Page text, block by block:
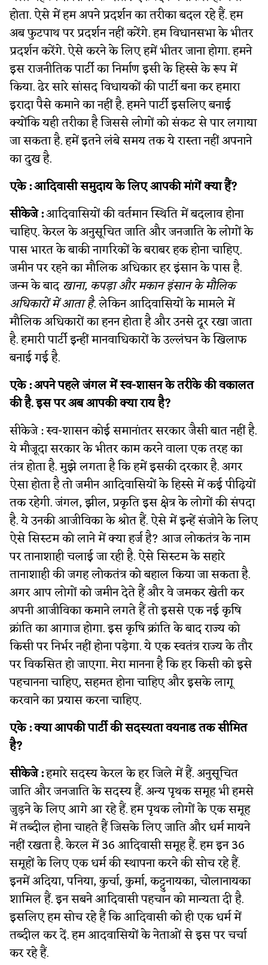
होता. ऐसे में हम अपने प्रदर्शन का तरीका बदल रहे हैं. हम
अब फुटपाथ पर प्रदर्शन नहीं करेंगे. हम विधानसभा के भीतर
प्रदर्शन करेंगे. ऐसे करने के लिए हमें भीतर जाना होगा. हमने
इस राजनीतिक पार्टी का निर्माण इसी के हिस्से के रूप में
किया. ढेर सारे सांसद विधायकों की पार्टी बना कर हमारा
इरादा पैसे कमाने का नहीं है. हमने पार्टी इसलिए बनाई
क्योंकि यही तरीका है जिससे लोगों को संकट से पार लगाया
जा सकता है. हमें इतने लंबे समय तक ये रास्ता नहीं अपनाने
का दुख है.
एके : आदिवासी समुदाय के लिए आपकी मांगें क्या हैं?
सीकेजे :आदिवासियों की वर्तमान स्थिति में बदलाव होना
चाहिए. केरल के अनुसूचित जाति और जनजाति के लोगों के
पास भारत के बाकी नागरिकों के बराबर हक होना चाहिए.
जमीन पर रहने का मौलिक अधिकार हर इंसान के पास है.
जन्म के बादखाना, कपड़ा और मकान इंसान के मौलिक
अधिकारों में आता है. लेकिन आदिवासियों के मामले में
मौलिक अधिकारों का हनन होता है और उनसे दूर रखा जाता
है. हमारी पार्टी इन्हीं मानवाधिकारों के उल्लंघन के खिलाफ
बनाई गई है.
एके :अपने पहले जंगल में स्व-शासन के तरीके की वकालत
की है. इस पर अब आपकी क्या राय है?
सीकेजे : स्व-शासन कोई समानांतर सरकार जैसी बात नहीं है.
ये मौजूदा सरकार के भीतर काम करने वाला एक तरह का
तंत्र होता है. मुझे लगता है कि हमें इसकी दरकार है. अगर
ऐसा होता है तो जमीन आदिवासियों के हिस्से में कई पीढ़ियों
तक रहेगी. जंगल, झील, प्रकृति इस क्षेत्र के लोगों की संपदा
है. ये उनकी आजीविका के श्रोत हैं. ऐसे में इन्हें संजोने के लिए
ऐसे सिस्टम को लाने में क्या हर्ज है? आज लोकतंत्र के नाम
पर तानाशाही चलाई जा रही है. ऐसे सिस्टम के सहारे
तानाशाही की जगह लोकतंत्र को बहाल किया जा सकता है.
अगर आप लोगों को जमीन देते हैं और वे जमकर खेती कर
अपनी आजीविका कमाने लगते हैं तो इससे एक नई कृषि
क्रांति का आगाज होगा. इस कृषि क्रांति के बाद राज्य को
किसी पर निर्भर नहीं होना पड़ेगा. ये एक स्वतंत्र राज्य के तौर
पर विकसित हो जाएगा. मेरा मानना है कि हर किसी को इसे
पहचानना चाहिए, सहमत होना चाहिए और इसके लागू
करवाने का प्रयास करना चाहिए.
एके :क्या आपकी पार्टी की सदस्यता वयनाड तक सीमित
है?
सीकेजे :हमारे सदस्य केरल के हर जिले में हैं. अनुसूचित
जाति और जनजाति के सदस्य हैं. अन्य पृथक समूह भी हमसे
जुड़ने के लिए आगे आ रहे हैं. हम पृथक लोगों के एक समूह
में तब्दील होना चाहते हैं जिसके लिए जाति और धर्म मायने
नहीं रखता है. केरल में 36 आदिवासी समूह हैं. हम इन 36
समूहों के लिए एक धर्म की स्थापना करने की सोच रहे हैं.
इनमें अदिया, पनिया, कुर्चा, कुर्मा, कट्टुनायका, चोलानायका
शामिल हैं. इन सबने आदिवासी पहचान को मान्यता दी है.
इसलिए हम सोच रहे हैं कि आदिवासी को ही एक धर्म में
तब्दील कर दें. हम आदवासियों के नेताओं से इस पर चर्चा
कर रहे हैं.